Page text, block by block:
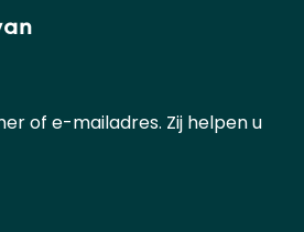
of e-mailadres. Zij helpen u